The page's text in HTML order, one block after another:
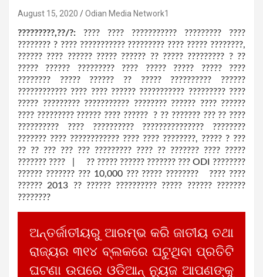
August 15, 2020 Odian Media Network1
?????????,??/?: ???? ???? ??????????? ????????? ????
???????? ? ???? ??????????? ????????? ???? ????? ????????,
?????? ???? ?????? ????? ?????? ?? ????? ????????? ? ??
????? ?????? ????????? ???? ????? ????? ????? ????
???????? ????? ?????? ?? ????? ?????????? ??????
???????????? ???? ???? ?????? ??????????? ????????? ????
????? ????????? ??????????? ???????? ?????? ???? ??????
???? ????????? ?????? ???? ?????? ? ?? ??????? ??? ?? ????
?????????? ???? ?????????? ??????????????? ????????
??????? ???? ???????????? ???? ???? ????????, ????? ? ???
?? ?? ??? ??? ??? ????????? ???? ?? ??????? ???? ?????
??????? ???? | ?? ????? ?????? ??????? ??? ODI ????????
?????? ??????? ??? 10,000 ??? ????? ???????? ???? ????
?????? 2013 ?? ?????? ?????????? ????? ?????? ???????
????????
ଅନ୍ତର୍ଜାତୀୟରୁ ଆରମ୍ଭ କରି ଜାତୀୟ ତଥା
ରାଜ୍ୟର ୩୧୪ ବ୍ଲକରେ ଘଟୁଥିବା ପ୍ରତିଟି
ଘଟଣା ଉପରେ ଓଡିଆନ୍ ନ୍ୟୁଜ ଆପଣଙ୍କୁ